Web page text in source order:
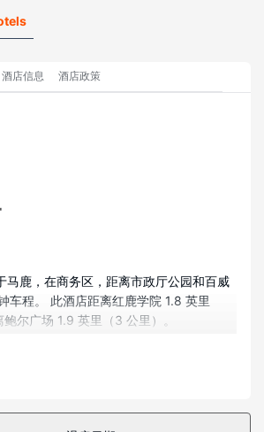
酒店信息 酒店政策
马鹿，在商务区，距离市政厅公园和百威
车程。 此酒店距离红鹿学院 1.8 英里
鲍尔广场 1.9 英里（3 公里）。
线网络，方便您与朋友保持联系。配备淋